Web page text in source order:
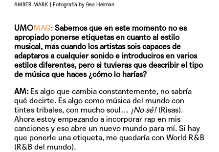
AMBER MARK | Fotografía by Bea Helman
UMOMAG:Sabemos que en este momento no es
apropiado ponerse etiquetas en cuanto al estilo
musical, más cuando los artistas sois capaces de
adaptaros a cualquier sonido e introduciros en varios
estilos diferentes, pero si tuvieras que describir el tipo
de música que haces ¿cómo lo harías?
AM: Es algo que cambia constantemente, no sabría
qué decirte. Es algo como música del mundo con
tintes tribales, con mucho soul… ¡No sé! (Risas).
Ahora estoy empezando a incorporar rap en mis
canciones y eso abre un nuevo mundo para mí. Si hay
que ponerle una etiqueta, me quedaría con World R&B
(R&B del mundo).